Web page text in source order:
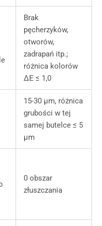
Brak
pęcherzyków,
otworów,
zadrapań itp.;
różnica kolorów
ΔE ≤ 1,0
15-30 μm, różnica
grubości w tej
samej butelce ≤ 5
μm
0 obszar
złuszczania